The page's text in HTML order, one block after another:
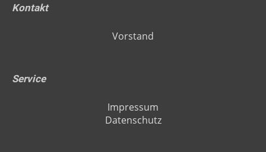
Kontakt
Vorstand
Service
Impressum
Datenschutz